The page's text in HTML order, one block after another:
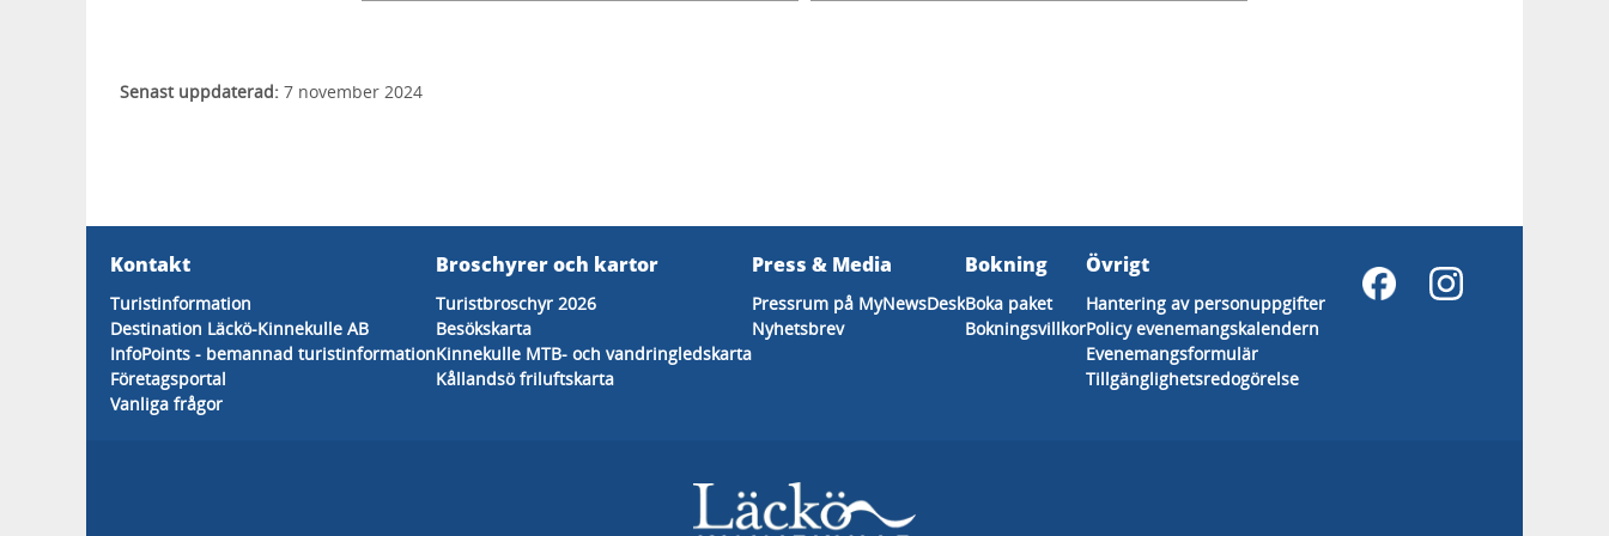
Senast uppdaterad: 7 november 2024
Kontakt
Turistinformation
Destination Läckö-Kinnekulle AB
InfoPoints - bemannad turistinformation
Företagsportal
Vanliga frågor
Broschyrer och kartor
Turistbroschyr 2026
Besökskarta
Kinnekulle MTB- och vandringledskarta
Kållandsö friluftskarta
Press & Media
Pressrum på MyNewsDesk
Nyhetsbrev
Bokning
Boka paket
Bokningsvillkor
Övrigt
Hantering av personuppgifter
Policy evenemangskalendern
Evenemangsformulär
Tillgänglighetsredogörelse